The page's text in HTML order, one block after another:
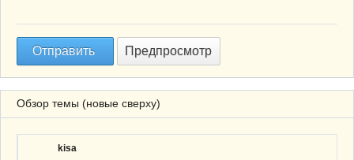
Обзор темы (новые сверху)
kisa